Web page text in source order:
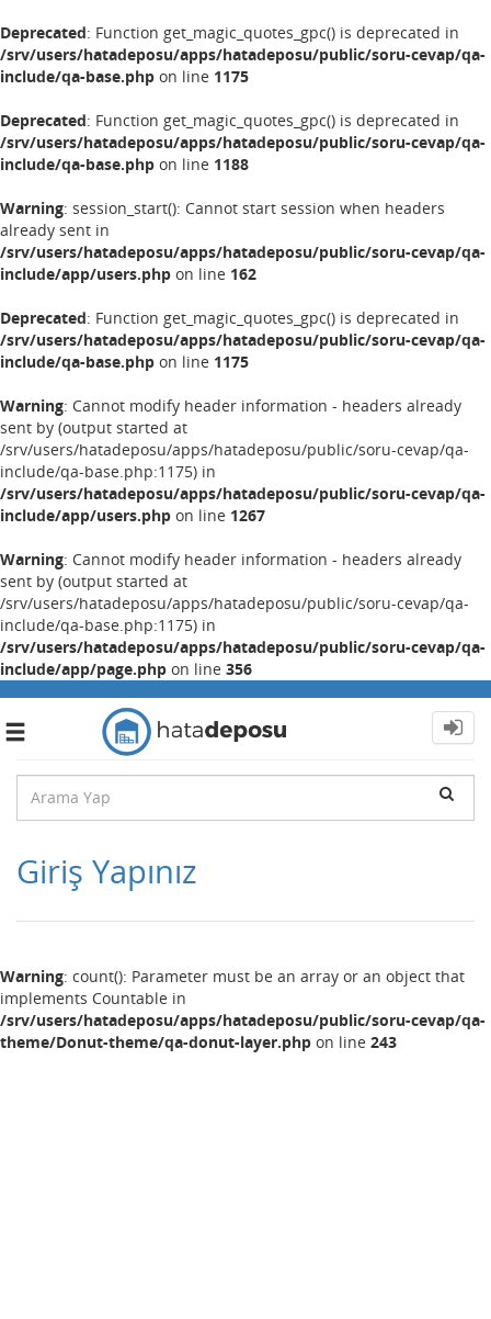
Deprecated: Function get_magic_quotes_gpc() is deprecated in
/srv/users/hatadeposu/apps/hatadeposu/public/soru-cevap/qa-
include/qa-base.php on line 1175
Deprecated: Function get_magic_quotes_gpc() is deprecated in
/srv/users/hatadeposu/apps/hatadeposu/public/soru-cevap/qa-
include/qa-base.php on line 1188
Warning: session_start(): Cannot start session when headers
already sent in
/srv/users/hatadeposu/apps/hatadeposu/public/soru-cevap/qa-
include/app/users.php on line 162
Deprecated: Function get_magic_quotes_gpc() is deprecated in
/srv/users/hatadeposu/apps/hatadeposu/public/soru-cevap/qa-
include/qa-base.php on line 1175
Warning: Cannot modify header information - headers already
sent by (output started at
/srv/users/hatadeposu/apps/hatadeposu/public/soru-cevap/qa-
include/qa-base.php:1175) in
/srv/users/hatadeposu/apps/hatadeposu/public/soru-cevap/qa-
include/app/users.php on line 1267
Warning: Cannot modify header information - headers already
sent by (output started at
/srv/users/hatadeposu/apps/hatadeposu/public/soru-cevap/qa-
include/qa-base.php:1175) in
/srv/users/hatadeposu/apps/hatadeposu/public/soru-cevap/qa-
include/app/page.php on line 356
Toggle
Giriş Yapınız
Warning: count(): Parameter must be an array or an object that
implements Countable in
/srv/users/hatadeposu/apps/hatadeposu/public/soru-cevap/qa-
theme/Donut-theme/qa-donut-layer.php on line 243